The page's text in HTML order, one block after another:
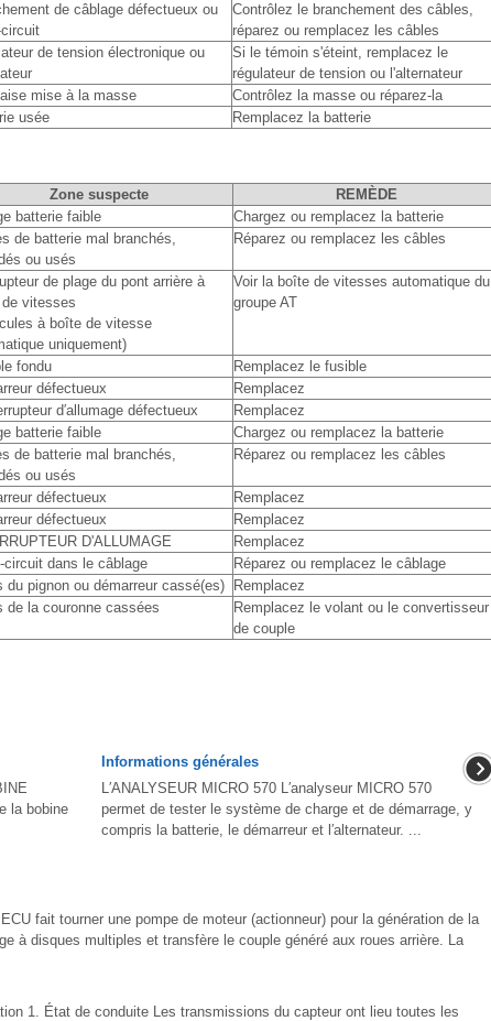
de câblage défectueux ou
Contrôlez le branchement des câbles,
réparez ou remplacez les câbles
de tension électronique ou
Si le témoin s'éteint, remplacez le
régulateur de tension ou l'alternateur
mise à la masse
Contrôlez la masse ou réparez-la
usée
Remplacez la batterie
Zone suspecte
REMÈDE
batterie faible
Chargez ou remplacez la batterie
de batterie mal branchés,
ou usés
Réparez ou remplacez les câbles
de plage du pont arrière à
de vitesses
à boîte de vitesse
uniquement)
Voir la boîte de vitesses automatique du
groupe AT
fondu
Remplacez le fusible
défectueux
Remplacez
d′allumage défectueux
Remplacez
batterie faible
Chargez ou remplacez la batterie
de batterie mal branchés,
ou usés
Réparez ou remplacez les câbles
défectueux
Remplacez
défectueux
Remplacez
D'ALLUMAGE
Remplacez
circuit dans le câblage
Réparez ou remplacez le câblage
du pignon ou démarreur cassé(es)
Remplacez
de la couronne cassées
Remplacez le volant ou le convertisseur
de couple
la bobine
Informations générales
L′ANALYSEUR MICRO 570 L′analyseur MICRO 570
permet de tester le système de charge et de démarrage, y
compris la batterie, le démarreur et l′alternateur. ...
fait tourner une pompe de moteur (actionneur) pour la génération de la
à disques multiples et transfère le couple généré aux roues arrière. La
1. État de conduite Les transmissions du capteur ont lieu toutes les